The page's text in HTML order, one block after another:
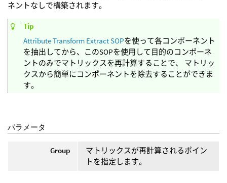
ネントなしで構築されます。
Tip
Attribute Transform Extract SOPを使って各コンポーネント
を抽出してから、このSOPを使用して目的のコンポーネ
ントのみでマトリックスを再計算することで、 マトリッ
クスから簡単にコンポーネントを除去することができま
す。
パラメータ
Group
マトリックスが再計算されるポイン
トを指定します。